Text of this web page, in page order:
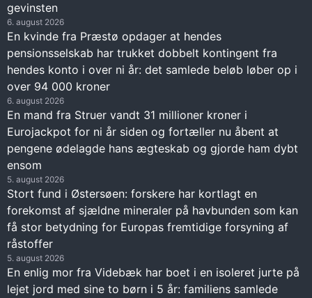
gevinsten
6. august 2026
En kvinde fra Præstø opdager at hendes
pensionsselskab har trukket dobbelt kontingent fra
hendes konto i over ni år: det samlede beløb løber op i
over 94 000 kroner
6. august 2026
En mand fra Struer vandt 31 millioner kroner i
Eurojackpot for ni år siden og fortæller nu åbent at
pengene ødelagde hans ægteskab og gjorde ham dybt
ensom
5. august 2026
Stort fund i Østersøen: forskere har kortlagt en
forekomst af sjældne mineraler på havbunden som kan
få stor betydning for Europas fremtidige forsyning af
råstoffer
5. august 2026
En enlig mor fra Videbæk har boet i en isoleret jurte på
lejet jord med sine to børn i 5 år: familiens samlede